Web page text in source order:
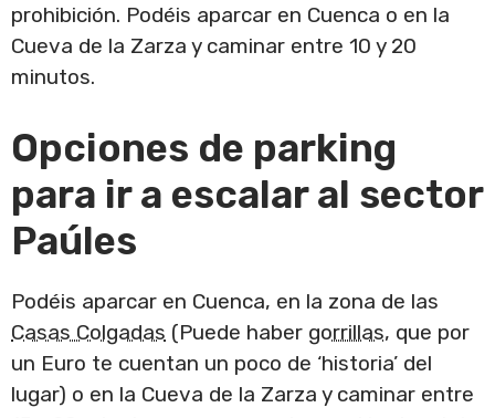
prohibición. Podéis aparcar en Cuenca o en la
Cueva de la Zarza y caminar entre 10 y 20
minutos.
Opciones de parking
para ir a escalar al sector
Paúles
Podéis aparcar en Cuenca, en la zona de las
Casas Colgadas (Puede haber gorrillas, que por
un Euro te cuentan un poco de ‘historia’ del
lugar) o en la Cueva de la Zarza y caminar entre